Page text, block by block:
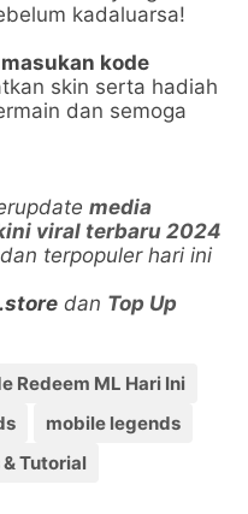
kadaluarsa!
masukan kode
skin serta hadiah
dan semoga
media
viral terbaru 2024
terpopuler hari ini
dan Top Up
Redeem ML Hari Ini
mobile legends
& Tutorial